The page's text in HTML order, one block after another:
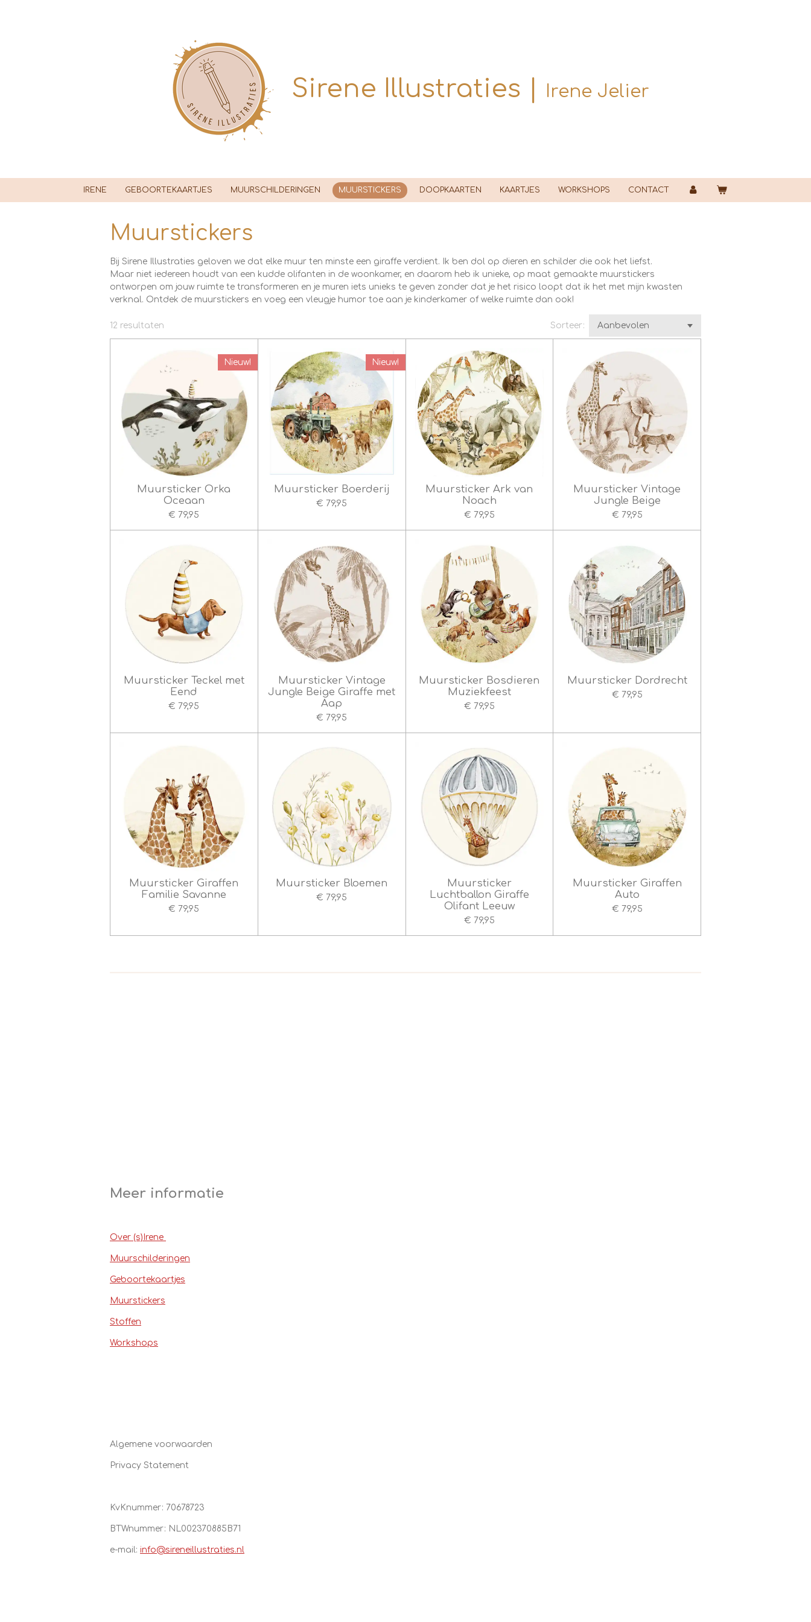
Sirene Illustraties | Irene Jelier
IRENE GEBOORTEKAARTJES MUURSCHILDERINGEN MUURSTICKERS DOOPKAARTEN KAARTJES WORKSHOPS CONTACT
Muurstickers
Bij Sirene Illustraties geloven we dat elke muur ten minste een giraffe verdient. Ik ben dol op dieren en schilder die ook het liefst.
Maar niet iedereen houdt van een kudde olifanten in de woonkamer, en daarom heb ik unieke, op maat gemaakte muurstickers
ontworpen om jouw ruimte te transformeren en je muren iets unieks te geven zonder dat je het risico loopt dat ik het met mijn kwasten
verknal. Ontdek de muurstickers en voeg een vleugje humor toe aan je kinderkamer of welke ruimte dan ook!
12 resultaten Sorteer:
Nieuw!
Muursticker Orka
Oceaan
€ 79,95
Nieuw!
Muursticker Boerderij
€ 79,95
Muursticker Ark van
Noach
€ 79,95
Muursticker Vintage
Jungle Beige
€ 79,95
Muursticker Teckel met
Eend
€ 79,95
Muursticker Vintage
Jungle Beige Giraffe met
Aap
€ 79,95
Muursticker Bosdieren
Muziekfeest
€ 79,95
Muursticker Dordrecht
€ 79,95
Muursticker Giraffen
Familie Savanne
€ 79,95
Muursticker Bloemen
€ 79,95
Muursticker
Luchtballon Giraffe
Olifant Leeuw
€ 79,95
Muursticker Giraffen
Auto
€ 79,95
Meer informatie
Over (s)Irene
Muurschilderingen
Geboortekaartjes
Muurstickers
Stoffen
Workshops
Algemene voorwaarden
Privacy Statement
KvKnummer: 70678723
BTWnummer: NL002370885B71
e-mail: info@sireneillustraties.nl